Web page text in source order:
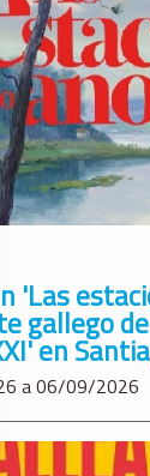
'Las
gallego
en
a 06/09/2026